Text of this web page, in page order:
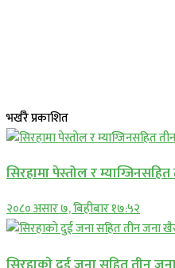
भर्खरै प्रकाशित
सिरहामा पेस्तोल र
२०८० असार ७, बिहीबार १७:५२